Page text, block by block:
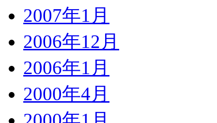
2007年1月
2006年12月
2006年1月
2000年4月